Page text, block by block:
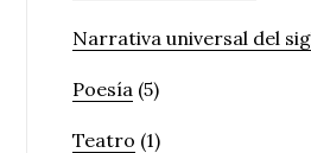
Narrativa universal del
Poesía (5)
Teatro (1)